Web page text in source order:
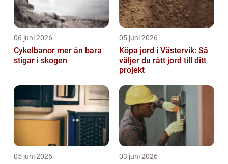
06 juni 2026
Cykelbanor mer än bara
stigar i skogen
05 juni 2026
Köpa jord i Västervik: Så
väljer du rätt jord till ditt
projekt
05 juni 2026 03 juni 2026